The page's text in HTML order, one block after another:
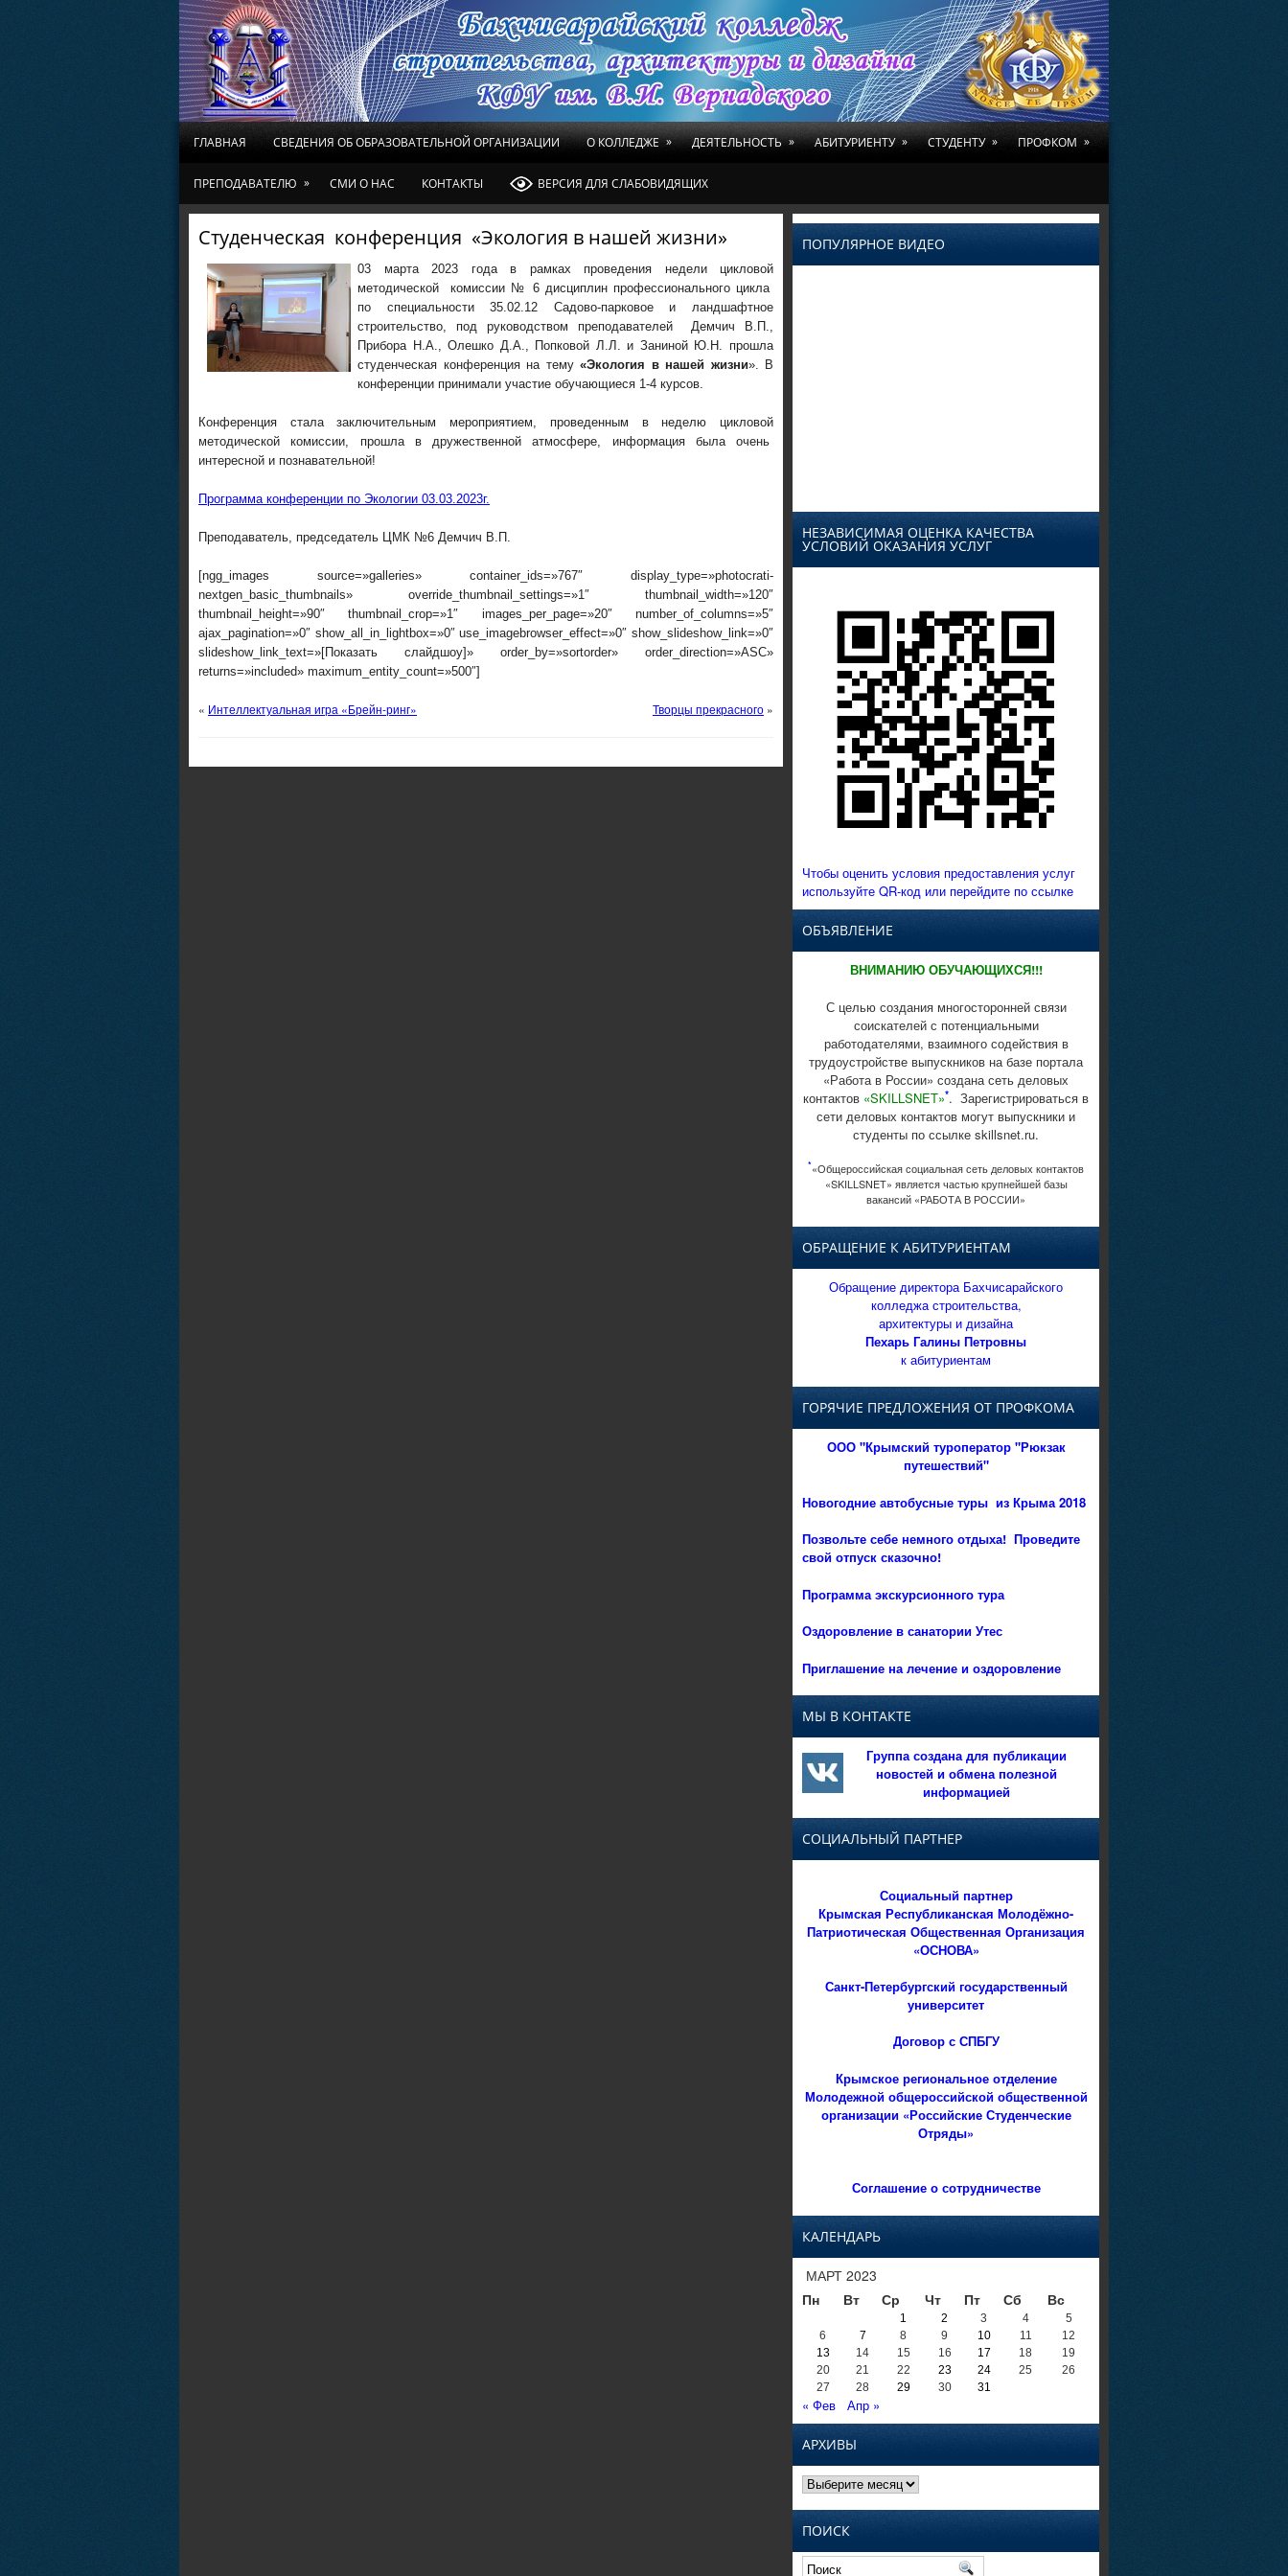
ГЛАВНАЯ СВЕДЕНИЯ ОБ ОБРАЗОВАТЕЛЬНОЙ ОРГАНИЗАЦИИ О КОЛЛЕДЖЕ » ДЕЯТЕЛЬНОСТЬ » АБИТУРИЕНТУ » СТУДЕНТУ » ПРОФКОМ »
ПРЕПОДАВАТЕЛЮ » СМИ О НАС КОНТАКТЫ ВЕРСИЯ ДЛЯ СЛАБОВИДЯЩИХ
Студенческая конференция «Экология в нашей жизни»
03 марта 2023 года в рамках проведения недели цикловой
методической комиссии № 6 дисциплин профессионального цикла
по специальности 35.02.12 Садово-парковое и ландшафтное
строительство, под руководством преподавателей Демчич В.П.,
Прибора Н.А., Олешко Д.А., Попковой Л.Л. и Заниной Ю.Н. прошла
студенческая конференция на тему «Экология в нашей жизни». В
конференции принимали участие обучающиеся 1-4 курсов.
Конференция стала заключительным мероприятием, проведенным в неделю цикловой
методической комиссии, прошла в дружественной атмосфере, информация была очень
интересной и познавательной!
Программа конференции по Экологии 03.03.2023г.
Преподаватель, председатель ЦМК №6 Демчич В.П.
[ngg_images source=»galleries» container_ids=»767″ display_type=»photocrati-
nextgen_basic_thumbnails» override_thumbnail_settings=»1″ thumbnail_width=»120″
thumbnail_height=»90″ thumbnail_crop=»1″ images_per_page=»20″ number_of_columns=»5″
ajax_pagination=»0″ show_all_in_lightbox=»0″ use_imagebrowser_effect=»0″ show_slideshow_link=»0″
slideshow_link_text=»[Показать слайдшоу]» order_by=»sortorder» order_direction=»ASC»
returns=»included» maximum_entity_count=»500″]
« Интеллектуальная игра «Брейн-ринг» Творцы прекрасного »
ПОПУЛЯРНОЕ ВИДЕО
НЕЗАВИСИМАЯ ОЦЕНКА КАЧЕСТВА
УСЛОВИЙ ОКАЗАНИЯ УСЛУГ
Чтобы оценить условия предоставления услуг
используйте QR-код или перейдите по ссылке
ОБЪЯВЛЕНИЕ
ВНИМАНИЮ ОБУЧАЮЩИХСЯ!!!
С целью создания многосторонней связи
соискателей с потенциальными
работодателями, взаимного содействия в
трудоустройстве выпускников на базе портала
«Работа в России» создана сеть деловых
контактов «SKILLSNET»*. Зарегистрироваться в
сети деловых контактов могут выпускники и
студенты по ссылке skillsnet.ru.
*«Общероссийская социальная сеть деловых контактов
«SKILLSNET» является частью крупнейшей базы
вакансий «РАБОТА В РОССИИ»
ОБРАЩЕНИЕ К АБИТУРИЕНТАМ
Обращение директора Бахчисарайского
колледжа строительства,
архитектуры и дизайна
Пехарь Галины Петровны
к абитуриентам
ГОРЯЧИЕ ПРЕДЛОЖЕНИЯ ОТ ПРОФКОМА
ООО "Крымский туроператор "Рюкзак
путешествий"
Новогодние автобусные туры из Крыма 2018
Позвольте себе немного отдыха! Проведите
свой отпуск сказочно!
Программа экскурсионного тура
Оздоровление в санатории Утес
Приглашение на лечение и оздоровление
МЫ В КОНТАКТЕ
Группа создана для публикации
новостей и обмена полезной
информацией
СОЦИАЛЬНЫЙ ПАРТНЕР
Социальный партнер
Крымская Республиканская Молодёжно-
Патриотическая Общественная Организация
«ОСНОВА»
Санкт-Петербургский государственный
университет
Договор с СПБГУ
Крымское региональное отделение
Молодежной общероссийской общественной
организации «Российские Студенческие
Отряды»
Соглашение о сотрудничестве
КАЛЕНДАРЬ
МАРТ 2023
Пн
Вт Ср Чт Пт Сб Вс
1 2 3 4
5
6
7 8 9 10 11
12
13
14 15 16 17 18
19
20
21 22 23 24 25
26
27
28 29 30 31
« Фев Апр »
АРХИВЫ
Архивы
ПОИСК